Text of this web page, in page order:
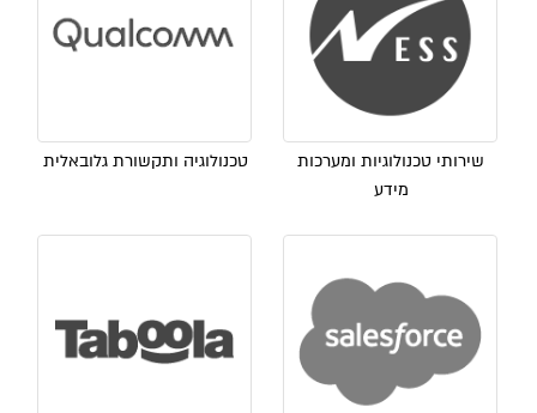
שירותי טכנולוגיות ומערכות
מידע
טכנולוגיה ותקשורת גלובאלית